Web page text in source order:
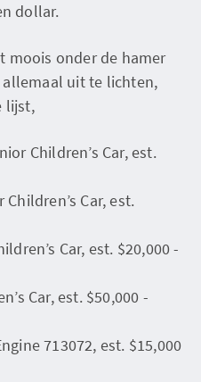
dollar.
moois onder de hamer
uit te lichten,
lijst,
Children’s Car, est.
Car, est.
Car, est. $20,000 -
Car, est. $50,000 -
713072, est. $15,000